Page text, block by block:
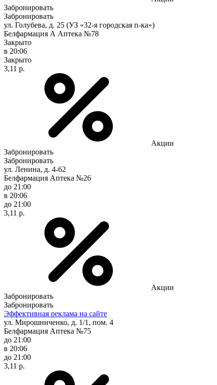
Забронировать
Забронировать
ул. Голубева, д. 25 (УЗ «32-я городская п-ка»)
Белфармация А Аптека №78
Закрыто
в 20:06
Закрыто
3,11 р.
Акции
Забронировать
Забронировать
ул. Ленина, д. 4-62
Белфармация Аптека №26
до 21:00
в 20:06
до 21:00
3,11 р.
Акции
Забронировать
Забронировать
Эффективная реклама на сайте
ул. Мирошниченко, д. 1/1, пом. 4
Белфармация Аптека №75
до 21:00
в 20:06
до 21:00
3,11 р.